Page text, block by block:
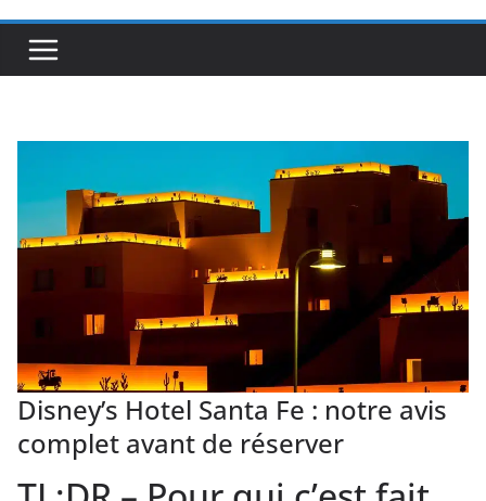
Disney’s Hotel Santa Fe : notre avis
complet avant de réserver